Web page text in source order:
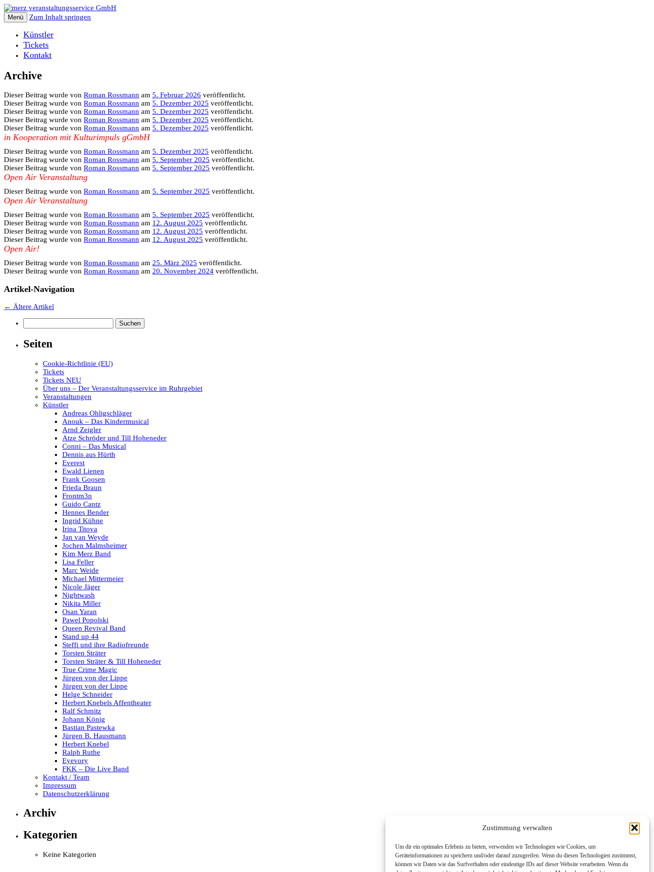
Zustimmung verwalten
Um dir ein optimales Erlebnis zu bieten, verwenden wir Technologien wie Cookies, um
Geräteinformationen zu speichern und/oder darauf zuzugreifen. Wenn du diesen Technologien zustimmst,
können wir Daten wie das Surfverhalten oder eindeutige IDs auf dieser Website verarbeiten. Wenn du
Menü Zum Inhalt springen
Künstler
Tickets
Kontakt
Archive
Dieser Beitrag wurde von Roman Rossmann am 5. Februar 2026 veröffentlicht.
Dieser Beitrag wurde von Roman Rossmann am 5. Dezember 2025 veröffentlicht.
Dieser Beitrag wurde von Roman Rossmann am 5. Dezember 2025 veröffentlicht.
Dieser Beitrag wurde von Roman Rossmann am 5. Dezember 2025 veröffentlicht.
Dieser Beitrag wurde von Roman Rossmann am 5. Dezember 2025 veröffentlicht.
in Kooperation mit Kulturimpuls gGmbH
Dieser Beitrag wurde von Roman Rossmann am 5. Dezember 2025 veröffentlicht.
Dieser Beitrag wurde von Roman Rossmann am 5. September 2025 veröffentlicht.
Dieser Beitrag wurde von Roman Rossmann am 5. September 2025 veröffentlicht.
Open Air Veranstaltung
Dieser Beitrag wurde von Roman Rossmann am 5. September 2025 veröffentlicht.
Open Air Veranstaltung
Dieser Beitrag wurde von Roman Rossmann am 5. September 2025 veröffentlicht.
Dieser Beitrag wurde von Roman Rossmann am 12. August 2025 veröffentlicht.
Dieser Beitrag wurde von Roman Rossmann am 12. August 2025 veröffentlicht.
Dieser Beitrag wurde von Roman Rossmann am 12. August 2025 veröffentlicht.
Open Air!
Dieser Beitrag wurde von Roman Rossmann am 25. März 2025 veröffentlicht.
Dieser Beitrag wurde von Roman Rossmann am 20. November 2024 veröffentlicht.
Artikel-Navigation
← Ältere Artikel
nach:
Seiten
Cookie-Richtlinie (EU)
Tickets
Tickets NEU
Über uns – Der Veranstaltungsservice im Ruhrgebiet
Veranstaltungen
Künstler
Andreas Ohligschläger
Anouk – Das Kindermusical
Arnd Zeigler
Atze Schröder und Till Hoheneder
Conni – Das Musical
Dennis aus Hürth
Everest
Ewald Lienen
Frank Goosen
Frieda Braun
Frontm3n
Guido Cantz
Hennes Bender
Ingrid Kühne
Irina Titova
Jan van Weyde
Jochen Malmsheimer
Kim Merz Band
Lisa Feller
Marc Weide
Michael Mittermeier
Nicole Jäger
Nightwash
Nikita Miller
Osan Yaran
Pawel Popolski
Queen Revival Band
Stand up 44
Steffi und ihre Radiofreunde
Torsten Sträter
Torsten Sträter & Till Hoheneder
True Crime Magic
Jürgen von der Lippe
Jürgen von der Lippe
Helge Schneider
Herbert Knebels Affentheater
Ralf Schmitz
Johann König
Bastian Pastewka
Jürgen B. Hausmann
Herbert Knebel
Ralph Ruthe
Eyevory
FKK – Die Live Band
Kontakt / Team
Impressum
Datenschutzerklärung
Archiv
Kategorien
Keine Kategorien